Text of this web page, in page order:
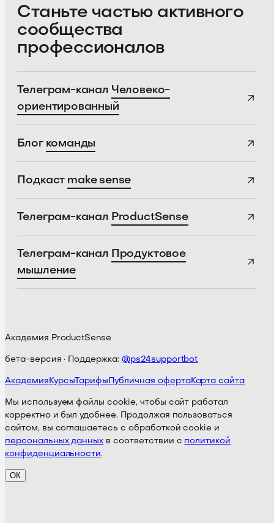
Станьте частью активного
сообщества
профессионалов
Телеграм-канал Человеко-
ориентированный
Блог команды
Подкаст make sense
Телеграм-канал ProductSense
Телеграм-канал Продуктовое
мышление
Академия ProductSense
бета-версия · Поддержка: @ps24supportbot
Академия КурсыТарифы Публичная офертаКарта сайта
Мы используем файлы cookie, чтобы сайт работал
корректно и был удобнее. Продолжая пользоваться
сайтом, вы соглашаетесь с обработкой cookie и
персональных данных в соответствии с политикой
конфиденциальности.
ОК